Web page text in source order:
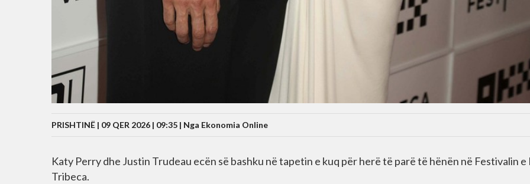
PRISHTINË | 09 QER 2026 | 09:35 | Nga Ekonomia Online
Katy Perry dhe Justin Trudeau ecën së bashku në tapetin e kuq për herë të parë të hënën në Festivalin e
Tribeca.